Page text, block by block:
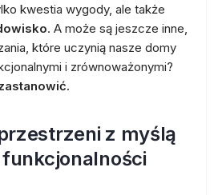
kwestia wygody, ale także
. A może są jeszcze inne,
które uczynią nasze domy
i zrównoważonymi?
z myślą